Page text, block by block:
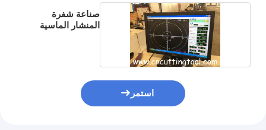
صناعة شفرة
المنشار الماسية
استمر